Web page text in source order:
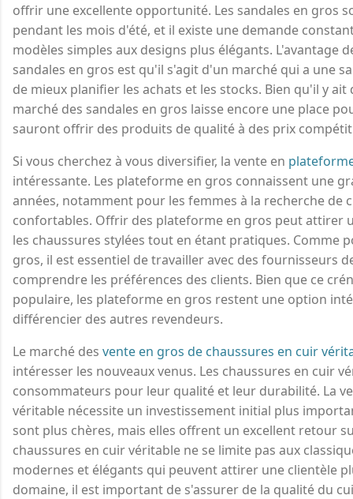
offrir une excellente opportunité. Les sandales en gros
pendant les mois d'été, et il existe une demande
modèles simples aux designs plus élégants. L'avantage
sandales en gros est qu'il s'agit d'un marché qui a une
de mieux planifier les achats et les stocks. Bien qu'il y
marché des sandales en gros laisse encore une place
sauront offrir des produits de qualité à des prix
Si vous cherchez à vous diversifier, la vente en
intéressante. Les plateforme en gros connaissent une
années, notamment pour les femmes à la recherche de
confortables. Offrir des plateforme en gros peut attirer
les chaussures stylées tout en étant pratiques. Comme
gros, il est essentiel de travailler avec des fournisseurs
comprendre les préférences des clients. Bien que ce
populaire, les plateforme en gros restent une option
différencier des autres revendeurs.
Le marché des vente en gros de chaussures en cuir
intéresser les nouveaux venus. Les chaussures en cuir
consommateurs pour leur qualité et leur durabilité. La
véritable nécessite un investissement initial plus
sont plus chères, mais elles offrent un excellent retour
chaussures en cuir véritable ne se limite pas aux
modernes et élégants qui peuvent attirer une clientèle
domaine, il est important de s'assurer de la qualité du